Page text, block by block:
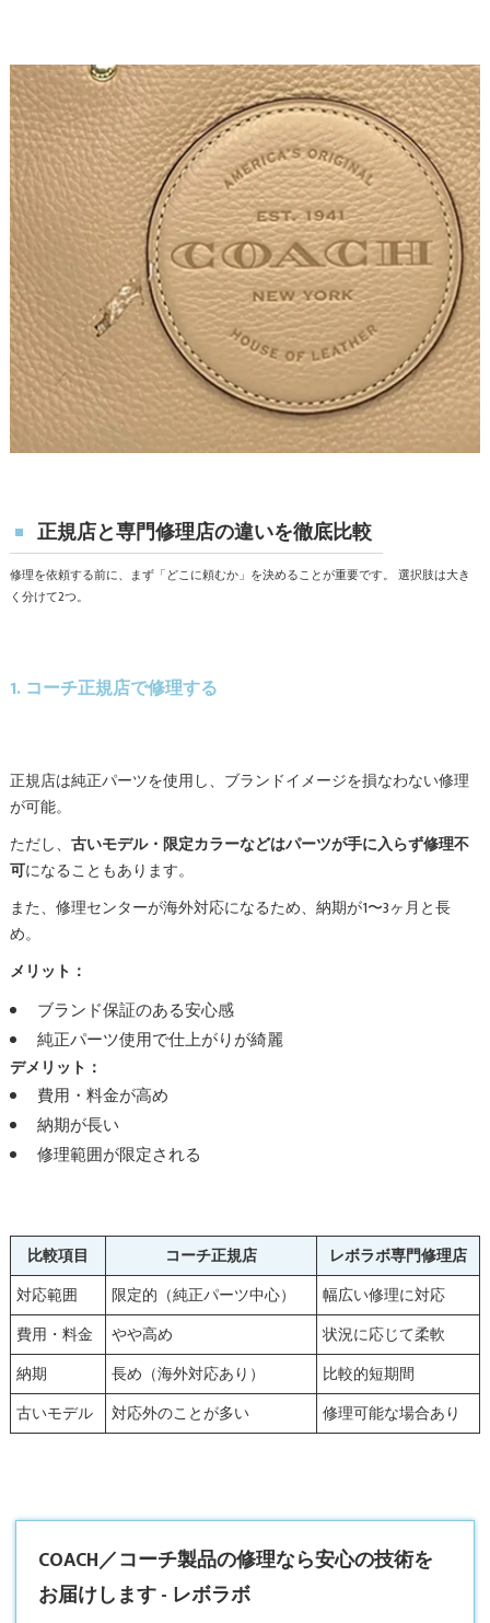
正規店と専門修理店の違いを徹底比較
修理を依頼する前に、まず「どこに頼むか」を決めることが重要です。 選択肢は大き
く分けて2つ。
1. コーチ正規店で修理する
正規店は純正パーツを使用し、ブランドイメージを損なわない修理
が可能。
ただし、 古いモデル・限定カラーなどはパーツが手に入らず修理不
可になることもあります。
また、修理センターが海外対応になるため、納期が1〜3ヶ月と長
め。
メリット：
ブランド保証のある安心感
純正パーツ使用で仕上がりが綺麗
デメリット：
費用・料金が高め
納期が長い
修理範囲が限定される
比較項目 コーチ正規店
レボラボ専門修理店
対応範囲
限定的（純正パーツ中心）
幅広い修理に対応
費用・料金
やや高め
状況に応じて柔軟
納期
長め（海外対応あり）
比較的短期間
古いモデル
対応外のことが多い 修理可能な場合あり
COACH／コーチ製品の修理なら安心の技術を
お届けします - レボラボ